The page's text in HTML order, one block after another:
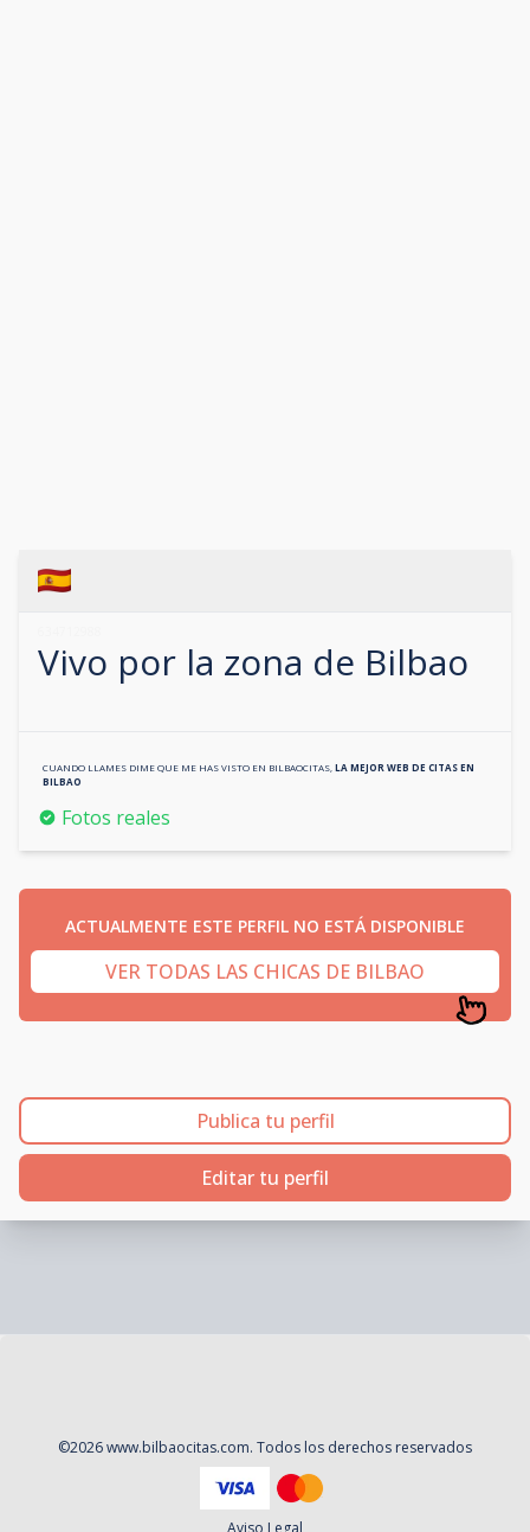
Vivo por la zona de Bilbao
CUANDO LLAMES DIME QUE ME HAS VISTO EN BILBAOCITAS LA MEJOR WEB DE CITAS EN
BILBAO
Fotos reales
ACTUALMENTE ESTE PERFIL NO ESTÁ DISPONIBLE
VER TODAS LAS CHICAS DE BILBAO
Publica tu perfil
Editar tu perfil
©2026www.bilbaocitas.com. Todos los derechos reservados
Aviso Legal